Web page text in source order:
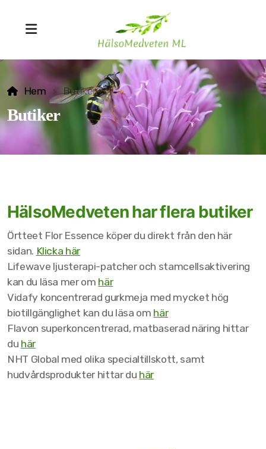
Hem Butiker
Butiker
HälsoMedveten har flera butiker
Örtteet Flor Essence köper du direkt från den här
sidan. Klicka här
Lifewave ljusterapi-patcher och stamcellsaktivering
kan du läsa mer om här
Vidafy koncentrerad gurkmeja med mycket hög
biotillgänglighet kan du läsa om här
Flavon superkoncentrerad, matbaserad näring hittar
du här
NHT Global med olika specialtillskott, samt
hudvårdsprodukter hittar du här
Lifewave ljusterapi
Biopatisk kinesiolgi
Friskvårdskinesiologi